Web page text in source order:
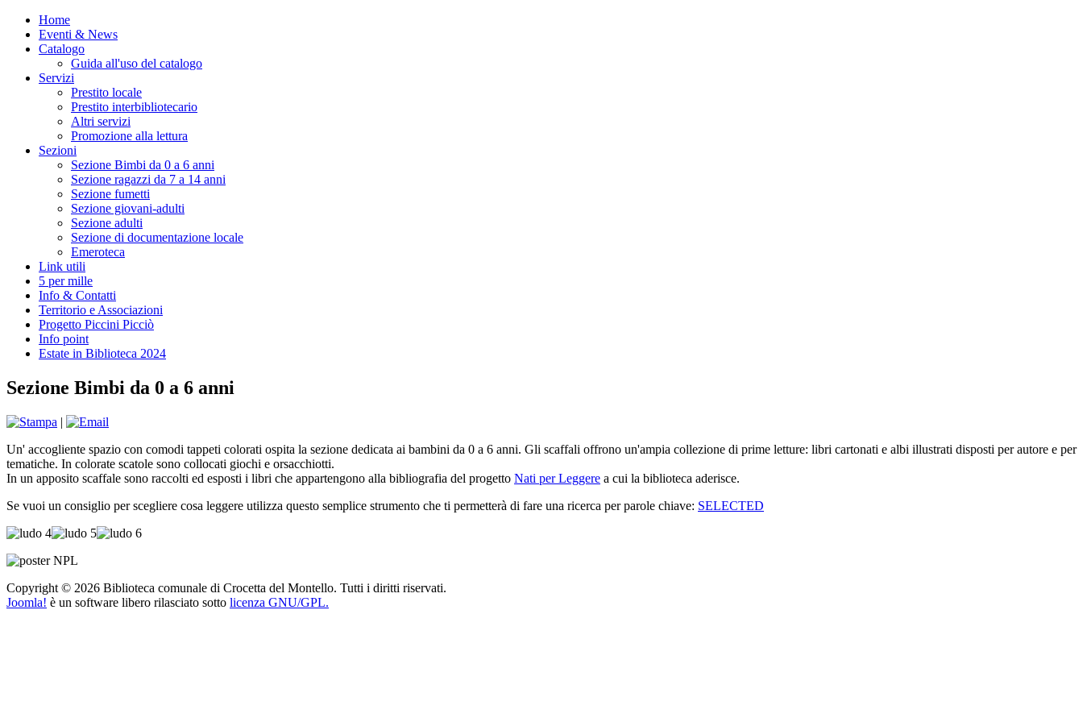
Home
Eventi & News
Catalogo
Guida all'uso del catalogo
Servizi
Prestito locale
Prestito interbibliotecario
Altri servizi
Promozione alla lettura
Sezioni
Sezione Bimbi da 0 a 6 anni
Sezione ragazzi da 7 a 14 anni
Sezione fumetti
Sezione giovani-adulti
Sezione adulti
Sezione di documentazione locale
Emeroteca
Link utili
5 per mille
Info & Contatti
Territorio e Associazioni
Progetto Piccini Picciò
Info point
Estate in Biblioteca 2024
Sezione Bimbi da 0 a 6 anni
|
Un' accogliente spazio con comodi tappeti colorati ospita la sezione dedicata ai bambini da 0 a 6 anni. Gli scaffali offrono un'ampia collezione di prime letture: libri cartonati e albi illustrati disposti per autore e per
tematiche. In colorate scatole sono collocati giochi e orsacchiotti.
In un apposito scaffale sono raccolti ed esposti i libri che appartengono alla bibliografia del progetto Nati per Leggere a cui la biblioteca aderisce.
Se vuoi un consiglio per scegliere cosa leggere utilizza questo semplice strumento che ti permetterà di fare una ricerca per parole chiave: SELECTED
Copyright © 2026 Biblioteca comunale di Crocetta del Montello. Tutti i diritti riservati.
Joomla! è un software libero rilasciato sotto licenza GNU/GPL.